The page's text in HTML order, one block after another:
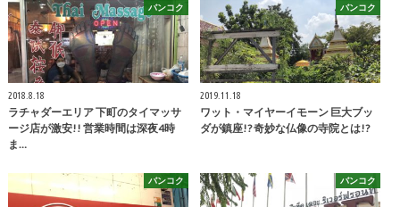
バンコク
2018.8.18
ラチャダーエリア 下町のタイマッサ
ージ店が激安!! 営業時間は深夜4時
ま…
バンコク
2019.11.18
ワット・マイヤーイモーン 巨大ブッ
ダが鎮座!? 奇妙な仏像の寺院とは!?
バンコク バンコク